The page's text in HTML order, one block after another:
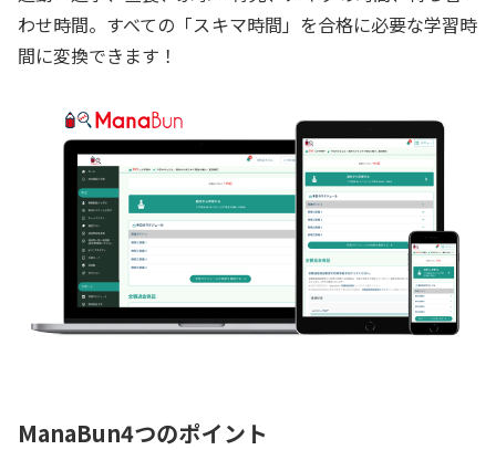
わせ時間。すべての「スキマ時間」を合格に必要な学習時
間に変換できます！
ManaBun4つのポイント